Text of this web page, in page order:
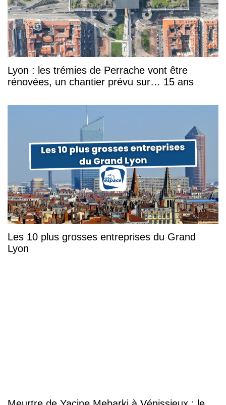
Lyon : les trémies de Perrache vont être
rénovées, un chantier prévu sur… 15 ans
Les 10 plus grosses entreprises du Grand
Lyon